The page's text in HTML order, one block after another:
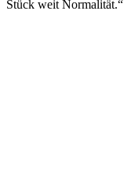
Stück weit Normalität.“